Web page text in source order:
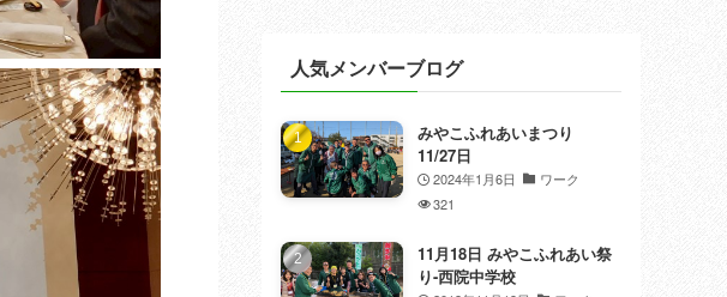
人気メンバーブログ
みやこふれあいまつり
11/27日
2024年1月6日
ワーク
321
11月18日 みやこふれあい祭
り-西院中学校